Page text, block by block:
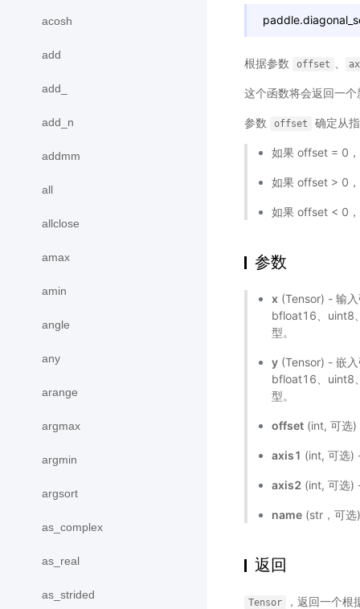
acosh
add
add_
add_n
addmm
all
allclose
amax
amin
angle
any
arange
argmax
argmin
argsort
as_complex
as_real
as_strided
paddle.
根据参数 offset
这个函数将会返回一
参数 offset 确定从
如果 offset = 0
如果 offset > 0
如果 offset < 0
参数
x (Tensor) - 输
bfloat16、uint8
型。
y (Tensor) - 嵌
bfloat16、uint8
型。
offset (int, 可选)
axis1 (int, 可选)
axis2 (int, 可选)
name (str，可
返回
Tensor
，返回一个